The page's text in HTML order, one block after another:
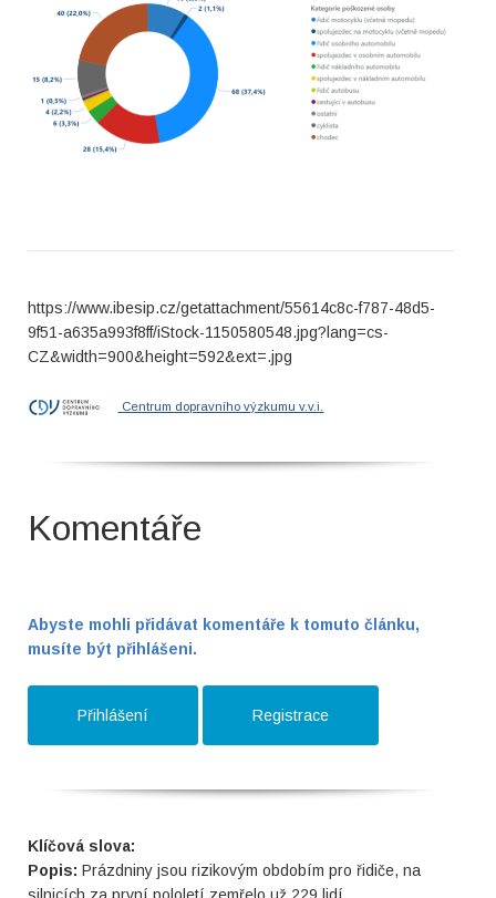
https://www.ibesip.cz/getattachment/55614c8c-f787-48d5-
9f51-a635a993f8ff/iStock-1150580548.jpg?lang=cs-
CZ&width=900&height=592&ext=.jpg
Centrum dopravního výzkumu v.v.i.
Komentáře
Abyste mohli přidávat komentáře k tomuto článku,
musíte být přihlášeni.
Přihlášení Registrace
Klíčová slova:
Popis: Prázdniny jsou rizikovým obdobím pro řidiče, na